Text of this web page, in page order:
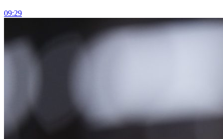
09:29